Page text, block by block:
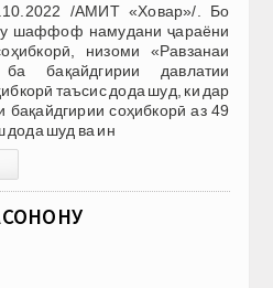
/АМИТ «Ховар»/. Бо
шаффоф намудани ҷараёни
низоми «Равзанаи
бақайдгирии давлатии
таъсис дода шуд, ки дар
бақайдгирии соҳибкорӣ аз 49
дода шуд ва ин